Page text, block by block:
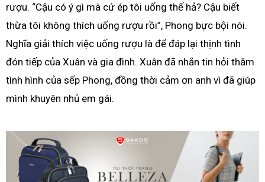
rượu. “Cậu có ý gì mà cứ ép tôi uống thế hả? Cậu biết
thừa tôi không thích uống rượu rồi”, Phong bực bội nói.
Nghĩa giải thích việc uống rượu là để đáp lại thịnh tình
đón tiếp của Xuân và gia đình. Xuân đã nhắn tin hỏi thăm
tình hình của sếp Phong, đồng thời cảm ơn anh vì đã giúp
mình khuyên nhủ em gái.